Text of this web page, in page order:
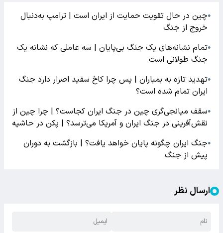
●چین در حال تقویت حمایت از ایران است | ترامپ به‌دنبال
خروج از جنگ
●تمام نشانه‌های یک جنگ بی‌پایان | سه عاملی که نشانه یک
جنگ طولانی است
●تهدید تازه به بمباران | پس چرا کاخ سفید اصرار دارد جنگ
ایران تمام شده است؟
●سقف میانجی‌گری چین در جنگ ایران کجاست؟ | چرا چین از
نقش‌آفرینی در جنگ ایران و آمریکا می‌ترسد؟ | پکن در حاشیه
●جنگ ایران چگونه پایان خواهد یافت؟ | بازگشت به دوران
پیش از جنگ
ارسال نظر